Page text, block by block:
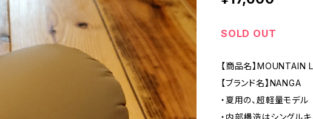
SOLD OUT
【商品名】MOUNTAIN
【ブランド名】NANGA
・夏用の、超軽量モデル
・内部構造はシングル